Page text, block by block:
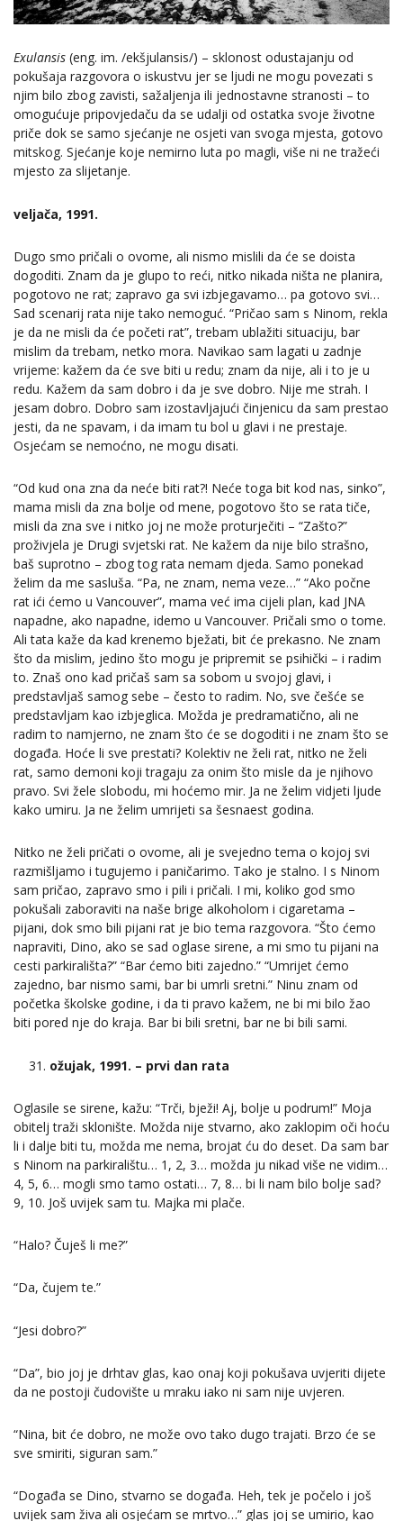
Exulansis (eng. im. /ekšjulansis/) – sklonost odustajanju od
pokušaja razgovora o iskustvu jer se ljudi ne mogu povezati s
njim bilo zbog zavisti, sažaljenja ili jednostavne stranosti – to
omogućuje pripovjedaču da se udalji od ostatka svoje životne
priče dok se samo sjećanje ne osjeti van svoga mjesta, gotovo
mitskog. Sjećanje koje nemirno luta po magli, više ni ne tražeći
mjesto za slijetanje.
veljača, 1991.
Dugo smo pričali o ovome, ali nismo mislili da će se doista
dogoditi. Znam da je glupo to reći, nitko nikada ništa ne planira,
pogotovo ne rat; zapravo ga svi izbjegavamo… pa gotovo svi…
Sad scenarij rata nije tako nemoguć. “Pričao sam s Ninom, rekla
je da ne misli da će početi rat”, trebam ublažiti situaciju, bar
mislim da trebam, netko mora. Navikao sam lagati u zadnje
vrijeme: kažem da će sve biti u redu; znam da nije, ali i to je u
redu. Kažem da sam dobro i da je sve dobro. Nije me strah. I
jesam dobro. Dobro sam izostavljajući činjenicu da sam prestao
jesti, da ne spavam, i da imam tu bol u glavi i ne prestaje.
Osjećam se nemoćno, ne mogu disati.
“Od kud ona zna da neće biti rat?! Neće toga bit kod nas, sinko”,
mama misli da zna bolje od mene, pogotovo što se rata tiče,
misli da zna sve i nitko joj ne može proturječiti – “Zašto?”
proživjela je Drugi svjetski rat. Ne kažem da nije bilo strašno,
baš suprotno – zbog tog rata nemam djeda. Samo ponekad
želim da me sasluša. “Pa, ne znam, nema veze…” “Ako počne
rat ići ćemo u Vancouver”, mama već ima cijeli plan, kad JNA
napadne, ako napadne, idemo u Vancouver. Pričali smo o tome.
Ali tata kaže da kad krenemo bježati, bit će prekasno. Ne znam
što da mislim, jedino što mogu je pripremit se psihički – i radim
to. Znaš ono kad pričaš sam sa sobom u svojoj glavi, i
predstavljaš samog sebe – često to radim. No, sve češće se
predstavljam kao izbjeglica. Možda je predramatično, ali ne
radim to namjerno, ne znam što će se dogoditi i ne znam što se
događa. Hoće li sve prestati? Kolektiv ne želi rat, nitko ne želi
rat, samo demoni koji tragaju za onim što misle da je njihovo
pravo. Svi žele slobodu, mi hoćemo mir. Ja ne želim vidjeti ljude
kako umiru. Ja ne želim umrijeti sa šesnaest godina.
Nitko ne želi pričati o ovome, ali je svejedno tema o kojoj svi
razmišljamo i tugujemo i paničarimo. Tako je stalno. I s Ninom
sam pričao, zapravo smo i pili i pričali. I mi, koliko god smo
pokušali zaboraviti na naše brige alkoholom i cigaretama –
pijani, dok smo bili pijani rat je bio tema razgovora. “Što ćemo
napraviti, Dino, ako se sad oglase sirene, a mi smo tu pijani na
cesti parkirališta?” “Bar ćemo biti zajedno.” “Umrijet ćemo
zajedno, bar nismo sami, bar bi umrli sretni.” Ninu znam od
početka školske godine, i da ti pravo kažem, ne bi mi bilo žao
biti pored nje do kraja. Bar bi bili sretni, bar ne bi bili sami.
ožujak, 1991. – prvi dan rata
Oglasile se sirene, kažu: “Trči, bježi! Aj, bolje u podrum!” Moja
obitelj traži sklonište. Možda nije stvarno, ako zaklopim oči hoću
li i dalje biti tu, možda me nema, brojat ću do deset. Da sam bar
s Ninom na parkiralištu… 1, 2, 3… možda ju nikad više ne vidim…
4, 5, 6… mogli smo tamo ostati… 7, 8… bi li nam bilo bolje sad?
9, 10. Još uvijek sam tu. Majka mi plače.
“Halo? Čuješ li me?”
“Da, čujem te.”
“Jesi dobro?”
“Da”, bio joj je drhtav glas, kao onaj koji pokušava uvjeriti dijete
da ne postoji čudovište u mraku iako ni sam nije uvjeren.
“Nina, bit će dobro, ne može ovo tako dugo trajati. Brzo će se
sve smiriti, siguran sam.”
“Događa se Dino, stvarno se događa. Heh, tek je počelo i još
uvijek sam živa ali osjećam se mrtvo…” glas joj se umirio, kao